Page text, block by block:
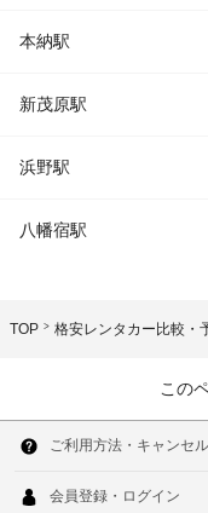
本納駅
新茂原駅
浜野駅
八幡宿駅
TOP 格安レンタカー比較・
この